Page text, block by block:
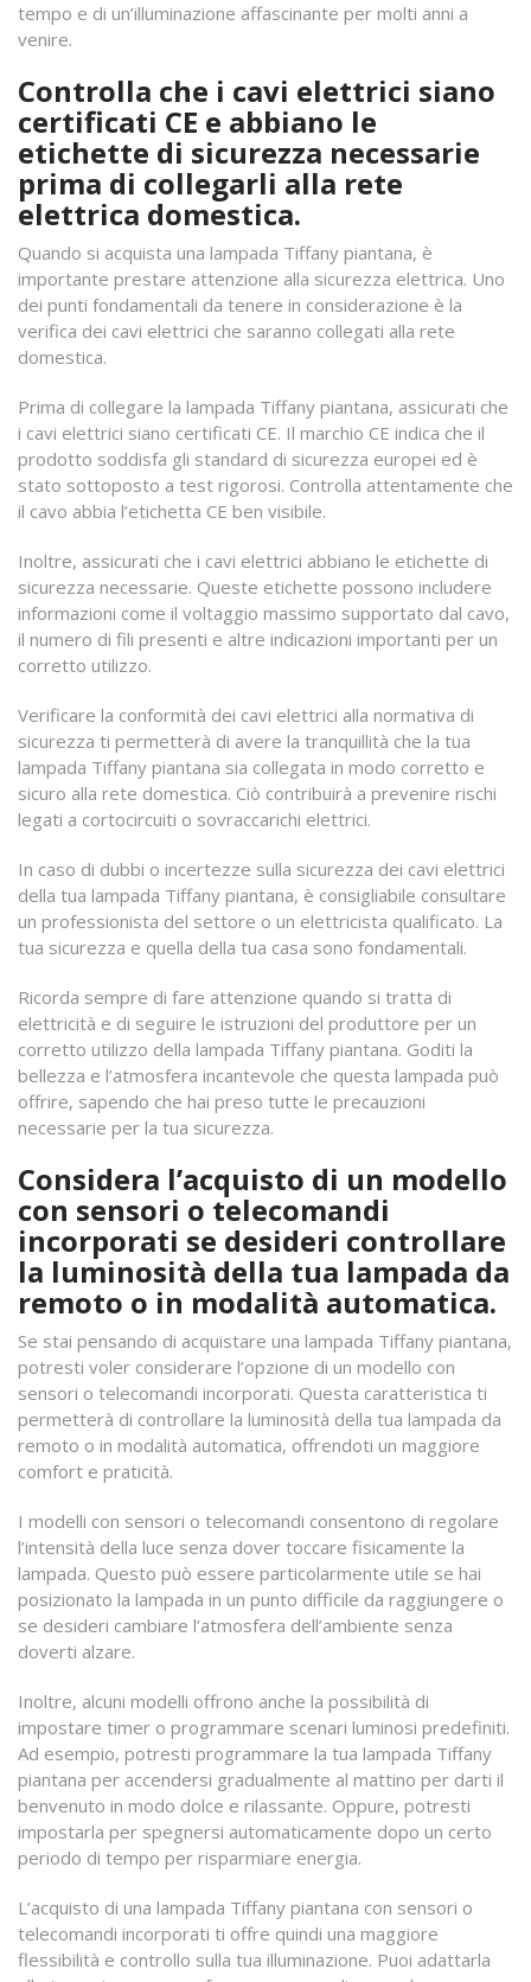
tempo e di un’illuminazione affascinante per molti anni a
venire.
Controlla che i cavi elettrici siano
certificati CE e abbiano le
etichette di sicurezza necessarie
prima di collegarli alla rete
elettrica domestica.
Quando si acquista una lampada Tiffany piantana, è
importante prestare attenzione alla sicurezza elettrica. Uno
dei punti fondamentali da tenere in considerazione è la
verifica dei cavi elettrici che saranno collegati alla rete
domestica.
Prima di collegare la lampada Tiffany piantana, assicurati che
i cavi elettrici siano certificati CE. Il marchio CE indica che il
prodotto soddisfa gli standard di sicurezza europei ed è
stato sottoposto a test rigorosi. Controlla attentamente che
il cavo abbia l’etichetta CE ben visibile.
Inoltre, assicurati che i cavi elettrici abbiano le etichette di
sicurezza necessarie. Queste etichette possono includere
informazioni come il voltaggio massimo supportato dal cavo,
il numero di fili presenti e altre indicazioni importanti per un
corretto utilizzo.
Verificare la conformità dei cavi elettrici alla normativa di
sicurezza ti permetterà di avere la tranquillità che la tua
lampada Tiffany piantana sia collegata in modo corretto e
sicuro alla rete domestica. Ciò contribuirà a prevenire rischi
legati a cortocircuiti o sovraccarichi elettrici.
In caso di dubbi o incertezze sulla sicurezza dei cavi elettrici
della tua lampada Tiffany piantana, è consigliabile consultare
un professionista del settore o un elettricista qualificato. La
tua sicurezza e quella della tua casa sono fondamentali.
Ricorda sempre di fare attenzione quando si tratta di
elettricità e di seguire le istruzioni del produttore per un
corretto utilizzo della lampada Tiffany piantana. Goditi la
bellezza e l’atmosfera incantevole che questa lampada può
offrire, sapendo che hai preso tutte le precauzioni
necessarie per la tua sicurezza.
Considera l’acquisto di un modello
con sensori o telecomandi
incorporati se desideri controllare
la luminosità della tua lampada da
remoto o in modalità automatica.
Se stai pensando di acquistare una lampada Tiffany piantana,
potresti voler considerare l’opzione di un modello con
sensori o telecomandi incorporati. Questa caratteristica ti
permetterà di controllare la luminosità della tua lampada da
remoto o in modalità automatica, offrendoti un maggiore
comfort e praticità.
I modelli con sensori o telecomandi consentono di regolare
l’intensità della luce senza dover toccare fisicamente la
lampada. Questo può essere particolarmente utile se hai
posizionato la lampada in un punto difficile da raggiungere o
se desideri cambiare l’atmosfera dell’ambiente senza
doverti alzare.
Inoltre, alcuni modelli offrono anche la possibilità di
impostare timer o programmare scenari luminosi predefiniti.
Ad esempio, potresti programmare la tua lampada Tiffany
piantana per accendersi gradualmente al mattino per darti il
benvenuto in modo dolce e rilassante. Oppure, potresti
impostarla per spegnersi automaticamente dopo un certo
periodo di tempo per risparmiare energia.
L’acquisto di una lampada Tiffany piantana con sensori o
telecomandi incorporati ti offre quindi una maggiore
flessibilità e controllo sulla tua illuminazione. Puoi adattarla